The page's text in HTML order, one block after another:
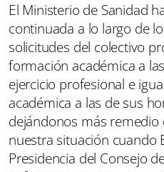
El Ministerio de Sanidad
continuada a lo largo de
solicitudes del colectivo
formación académica a
ejercicio profesional e
académica a las de sus
dejándonos más
nuestra situación cuando
Presidencia del Consejo